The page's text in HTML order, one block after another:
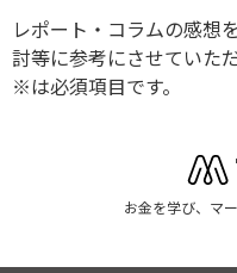
レポート・コラムの感想
討等に参考にさせていただ
※は必須項目です。
お金を学び、マ